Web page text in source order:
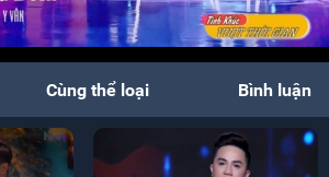
Cùng thể loại Bình luận